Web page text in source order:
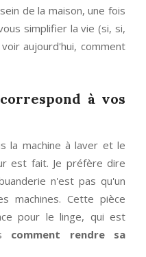
de la maison, une fois
simplifier la vie (si, si,
aujourd'hui, comment
à vos
la machine à laver et le
est fait. Je préfère dire
n'est pas qu'un
machines. Cette pièce
pour le linge, qui est
comment rendre sa